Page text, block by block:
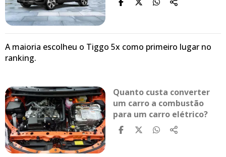
A maioria escolheu o Tiggo 5x como primeiro lugar no
ranking.
Quanto custa converter
um carro a combustão
para um carro elétrico?